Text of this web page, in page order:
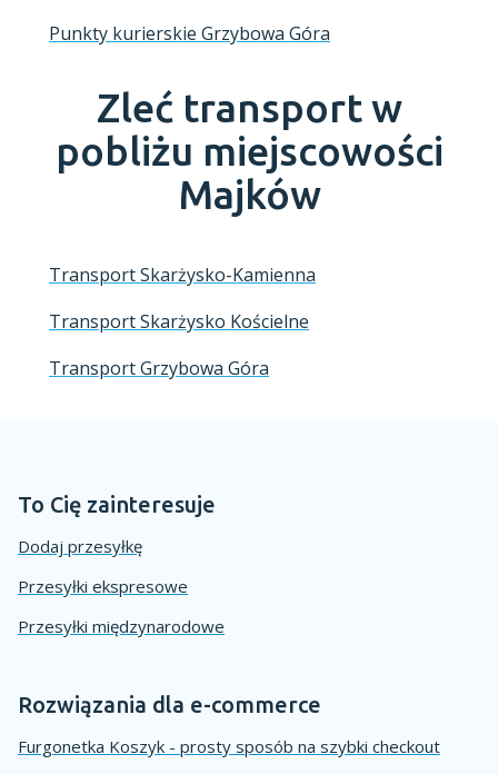
Punkty kurierskie Grzybowa Góra
Zleć transport w
pobliżu miejscowości
Majków
Transport Skarżysko-Kamienna
Transport Skarżysko Kościelne
Transport Grzybowa Góra
To Cię zainteresuje
Dodaj przesyłkę
Przesyłki ekspresowe
Przesyłki międzynarodowe
Rozwiązania dla e-commerce
Furgonetka Koszyk - prosty sposób na szybki checkout